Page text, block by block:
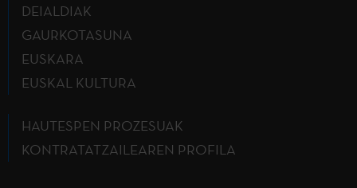
DEIALDIAK
GAURKOTASUNA
EUSKARA
EUSKAL KULTURA
HAUTESPEN PROZESUAK
KONTRATATZAILEAREN PROFILA